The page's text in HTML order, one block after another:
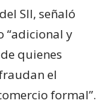
SII, señaló
“adicional y
quienes
el
formal”.